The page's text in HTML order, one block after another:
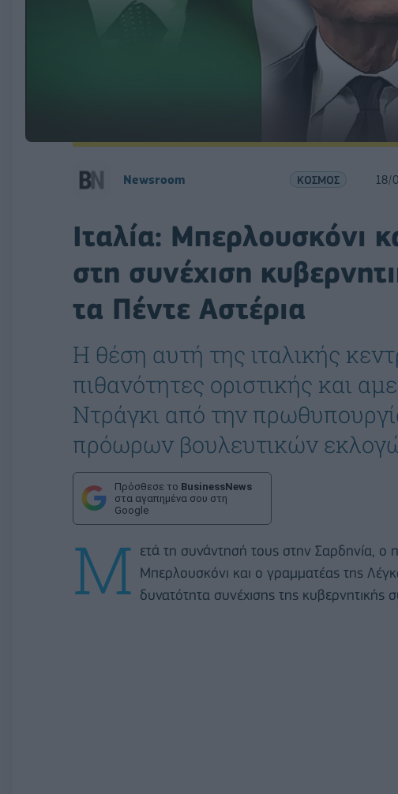
Newsroom ΚΟΣΜΟΣ 18/
Ιταλία: Μπερλουσκόνι
στη συνέχιση
τα Πέντε Αστέρια
Η θέση αυτή της ιταλικής
πιθανότητες οριστικής και
Ντράγκι από την
πρόωρων βουλευτικών
Πρόσθεσε το BusinessNews
στα αγαπημένα σου στη
Google
Μ ετά τη συνάντησή τους στην Σαρδηνία, ο
Μπερλουσκόνι και ο γραμματέας της
δυνατότητα συνέχισης της κυβερνητικής